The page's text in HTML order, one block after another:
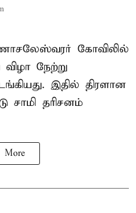
கோவிலில்
நேற்று
இதில் திரளான
தரிசனம்
More